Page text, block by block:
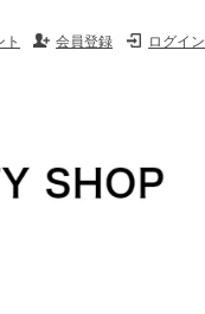
ログイン
会員登録
ト